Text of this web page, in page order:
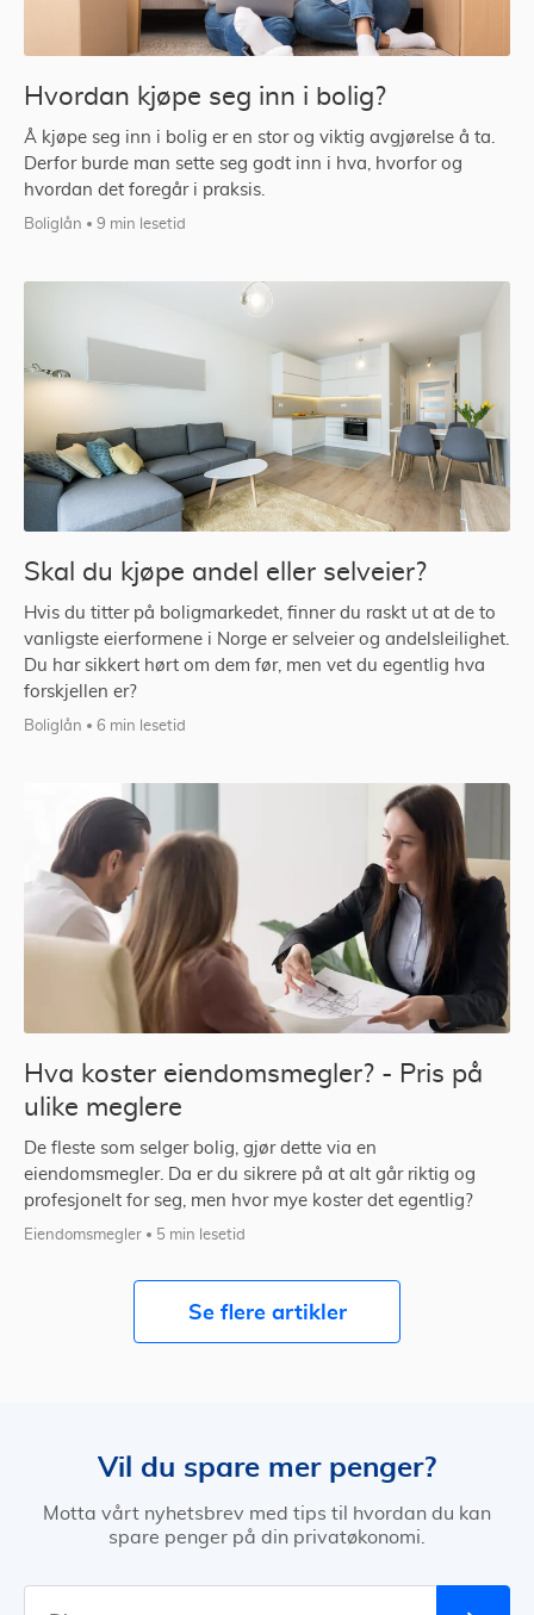
Hvordan kjøpe seg inn i bolig?
Å kjøpe seg inn i bolig er en stor og viktig avgjørelse å ta.
Derfor burde man sette seg godt inn i hva, hvorfor og
hvordan det foregår i praksis.
Boliglån 9 min lesetid
Skal du kjøpe andel eller selveier?
Hvis du titter på boligmarkedet, finner du raskt ut at de to
vanligste eierformene i Norge er selveier og andelsleilighet.
Du har sikkert hørt om dem før, men vet du egentlig hva
forskjellen er?
Boliglån 6 min lesetid
Hva koster eiendomsmegler? - Pris på
ulike meglere
De fleste som selger bolig, gjør dette via en
eiendomsmegler. Da er du sikrere på at alt går riktig og
profesjonelt for seg, men hvor mye koster det egentlig?
Eiendomsmegler 5 min lesetid
Se flere artikler
Vil du spare mer penger?
Motta vårt nyhetsbrev med tips til hvordan du kan
spare penger på din privatøkonomi.